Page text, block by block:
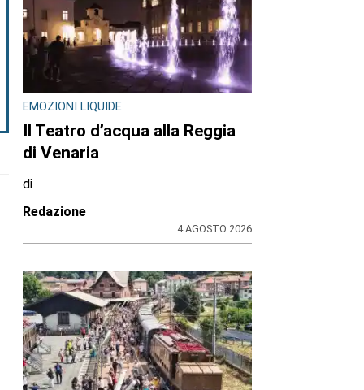
EMOZIONI LIQUIDE
Il Teatro d’acqua alla Reggia
di Venaria
di
Redazione
4 AGOSTO 2026